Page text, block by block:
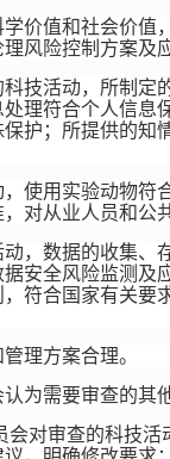
学价值和社会价
风险控制方案及
科技活动，所制
理符合个人信
护；所提供的
，使用实验动物
对从业人员和公
动，数据的收集
安全风险监测
符合国家有关
理方案合理。
认为需要审查的其
对审查的科技